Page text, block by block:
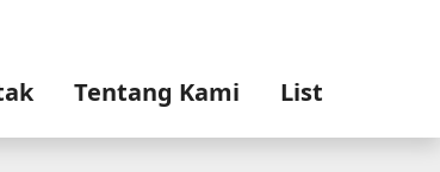
Tentang Kami List